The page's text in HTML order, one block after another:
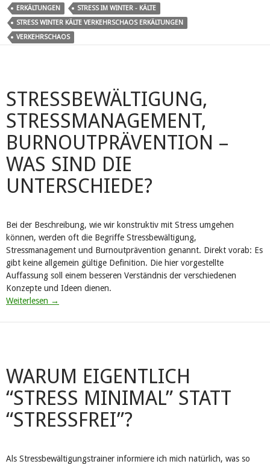
ERKÄLTUNGEN
STRESS IM ‎WINTER - KÄLTE
STRESS WINTER KÄLTE VERKEHRSCHAOS ERKÄLTUNGEN
VERKEHRSCHAOS
STRESSBEWÄLTIGUNG,
STRESSMANAGEMENT,
BURNOUTPRÄVENTION –
WAS SIND DIE
UNTERSCHIEDE?
Bei der Beschreibung, wie wir konstruktiv mit Stress umgehen
können, werden oft die Begriffe Stressbewältigung,
Stressmanagement und Burnoutprävention genannt. Direkt vorab: Es
gibt keine allgemein gültige Definition. Die hier vorgestellte
Auffassung soll einem besseren Verständnis der verschiedenen
Konzepte und Ideen dienen.
Weiterlesen →
WARUM EIGENTLICH
“STRESS MINIMAL” STATT
“STRESSFREI”?
Als Stressbewältigungstrainer informiere ich mich natürlich, was so